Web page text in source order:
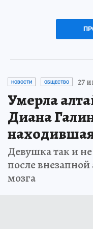
НОВОСТИ ОБЩЕСТВО 27
Умерла
Диана
Девушка так и
после
мозга